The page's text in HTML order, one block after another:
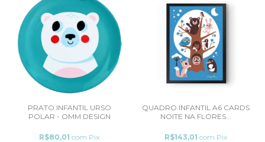
PRATO INFANTIL URSO
POLAR - OMM DESIGN
R$80,01 com Pix
QUADRO INFANTIL A6 CARDS
NOITE NA FLORES...
R$143,01 com Pix